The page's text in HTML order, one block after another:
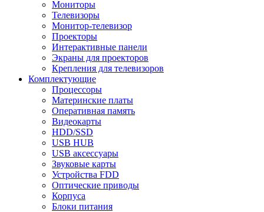
Мониторы
Телевизоры
Монитор-телевизор
Проекторы
Интерактивные панели
Экраны для проекторов
Крепления для телевизоров
Комплектующие
Процессоры
Материнские платы
Оперативная память
Видеокарты
HDD/SSD
USB HUB
USB аксессуары
Звуковые карты
Устройства FDD
Оптические приводы
Корпуса
Блоки питания